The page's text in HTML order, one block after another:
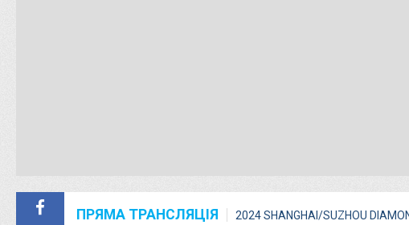
ПРЯМА ТРАНСЛЯЦІЯ 2024 SHANGHAI/SUZHOU